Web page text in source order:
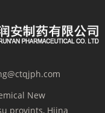
New
provints, Hiina